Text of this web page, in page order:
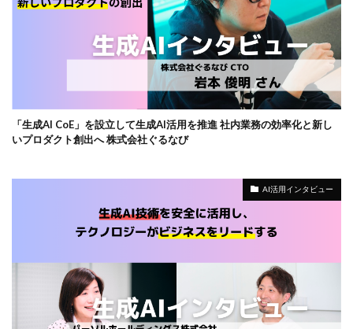
「生成AI CoE」を設立して生成AI活用を推進 社内業務の効率化と新し
いプロダクト創出へ 株式会社ぐるなび
AI活用インタビュー